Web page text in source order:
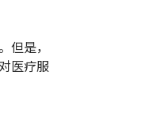
是，
医疗服